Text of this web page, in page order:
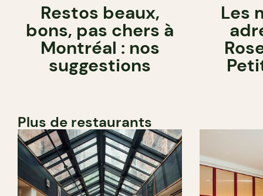
Restos beaux,
bons, pas chers à
Montréal : nos
suggestions
Les
Plus de restaurants